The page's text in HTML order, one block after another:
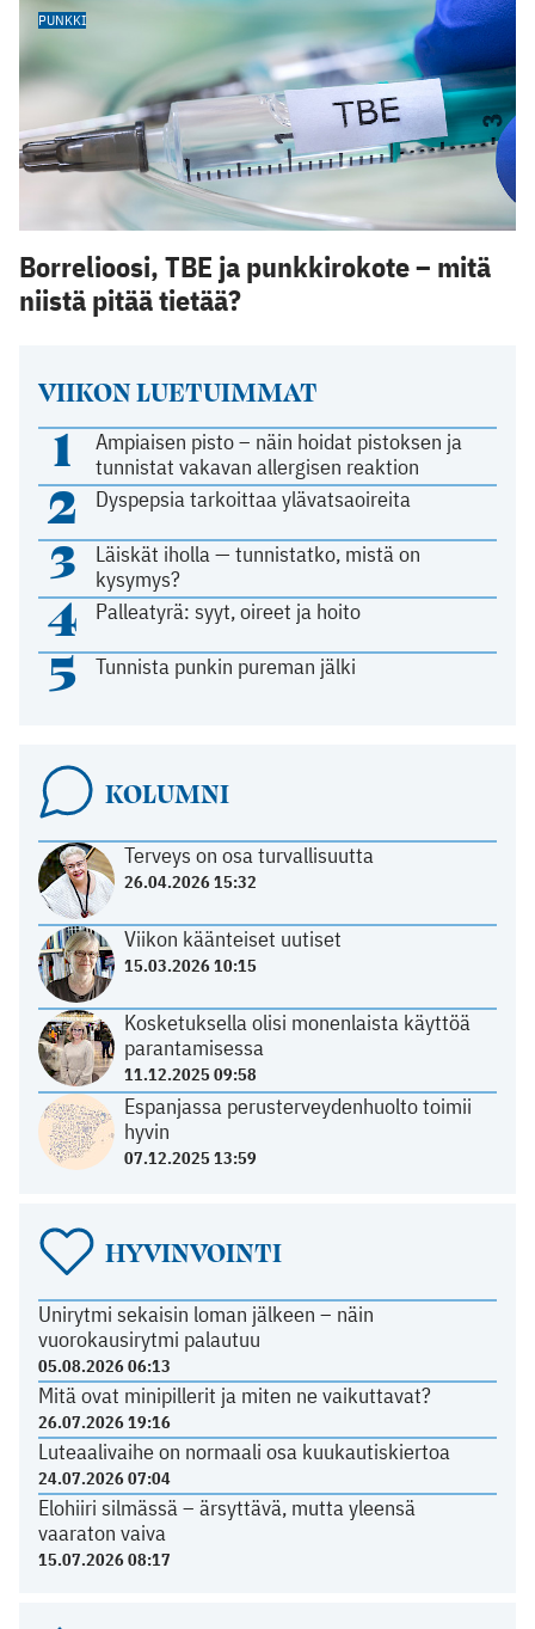
VIIKON LUETUIMMAT
1
Ampiaisen pisto – näin hoidat pistoksen ja
tunnistat vakavan allergisen reaktion
2 Dyspepsia tarkoittaa ylävatsaoireita
3
Läiskät iholla — tunnistatko, mistä on
kysymys?
4 Palleatyrä: syyt, oireet ja hoito
5 Tunnista punkin pureman jälki
KOLUMNI
Terveys on osa turvallisuutta
26.04.2026 15:32
Viikon käänteiset uutiset
15.03.2026 10:15
Kosketuksella olisi monenlaista käyttöä
parantamisessa
11.12.2025 09:58
Espanjassa perusterveydenhuolto toimii
hyvin
07.12.2025 13:59
HYVINVOINTI
Unirytmi sekaisin loman jälkeen – näin
vuorokausirytmi palautuu
05.08.2026 06:13
Mitä ovat minipillerit ja miten ne vaikuttavat?
26.07.2026 19:16
Luteaalivaihe on normaali osa kuukautiskiertoa
24.07.2026 07:04
Elohiiri silmässä – ärsyttävä, mutta yleensä
vaaraton vaiva
15.07.2026 08:17
PUNKKI
Borrelioosi, TBE ja punkkirokote – mitä
niistä pitää tietää?